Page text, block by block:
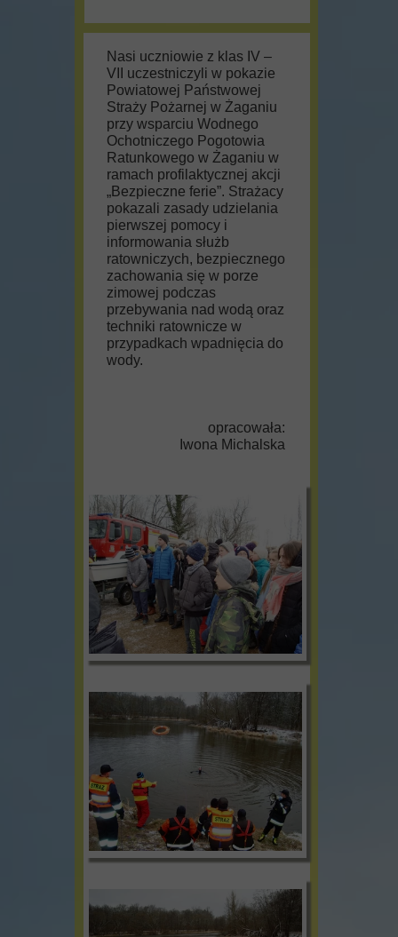
Nasi uczniowie z klas IV –
VII uczestniczyli w pokazie
Powiatowej Państwowej
Straży Pożarnej w Żaganiu
przy wsparciu Wodnego
Ochotniczego Pogotowia
Ratunkowego w Żaganiu w
ramach profilaktycznej akcji
„Bezpieczne ferie”. Strażacy
pokazali zasady udzielania
pierwszej pomocy i
informowania służb
ratowniczych, bezpiecznego
zachowania się w porze
zimowej podczas
przebywania nad wodą oraz
techniki ratownicze w
przypadkach wpadnięcia do
wody.
opracowała:
Iwona Michalska